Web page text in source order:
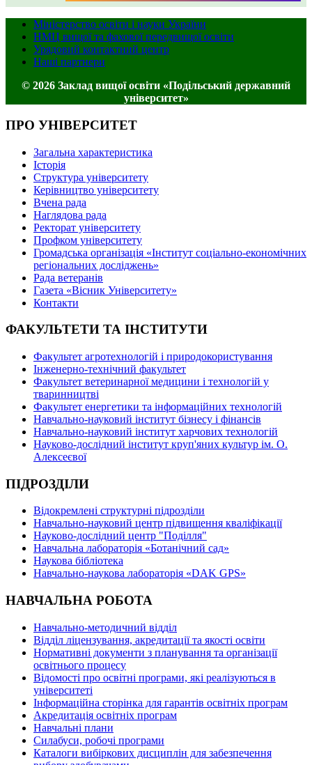
Міністерство освіти і науки України
НМЦ вищої та фахової передвищої освіти
Урядовий контактний центр
Наші партнери
© 2026 Заклад вищої освіти «Подільський державний
університет»
ПРО УНІВЕРСИТЕТ
Загальна характеристика
Історія
Структура університету
Керівництво університету
Вчена рада
Наглядова рада
Ректорат університету
Профком університету
Громадська організація «Інститут соціально-економічних
регіональних досліджень»
Рада ветеранів
Газета «Вісник Університету»
Контакти
ФАКУЛЬТЕТИ ТА ІНСТИТУТИ
Факультет агротехнологій і природокористування
Інженерно-технічний факультет
Факультет ветеринарної медицини і технологій у
тваринництві
Факультет енергетики та інформаційних технологій
Навчально-науковий інститут бізнесу і фінансів
Навчально-науковий інститут харчових технологій
Науково-дослідний інститут круп'яних культур ім. О.
Алексеєвої
ПІДРОЗДІЛИ
Відокремлені структурні підрозділи
Навчально-науковий центр підвищення кваліфікації
Науково-дослідний центр "Поділля"
Навчальна лабораторія «Ботанічний сад»
Наукова бібліотека
Навчально-наукова лабораторія «DAK GPS»
НАВЧАЛЬНА РОБОТА
Навчально-методичний відділ
Відділ ліцензування, акредитації та якості освіти
Нормативні документи з планування та організації
освітнього процесу
Відомості про освітні програми, які реалізуються в
університеті
Інформаційна сторінка для гарантів освітніх програм
Акредитація освітніх програм
Навчальні плани
Силабуси, робочі програми
Каталоги вибіркових дисциплін для забезпечення